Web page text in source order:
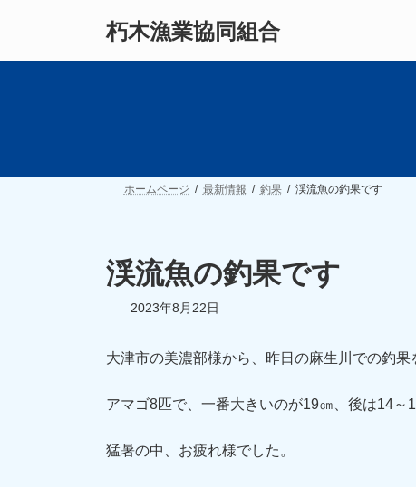
ン
プ
ー
動
朽木漁業協同組合
ホームページ 最新情報 釣果 渓流魚の釣果です
渓流魚の釣果です
2023年8月22日
大津市の美濃部様から、昨日の麻生川での釣果
アマゴ8匹で、一番大きいのが19㎝、後は14～
猛暑の中、お疲れ様でした。